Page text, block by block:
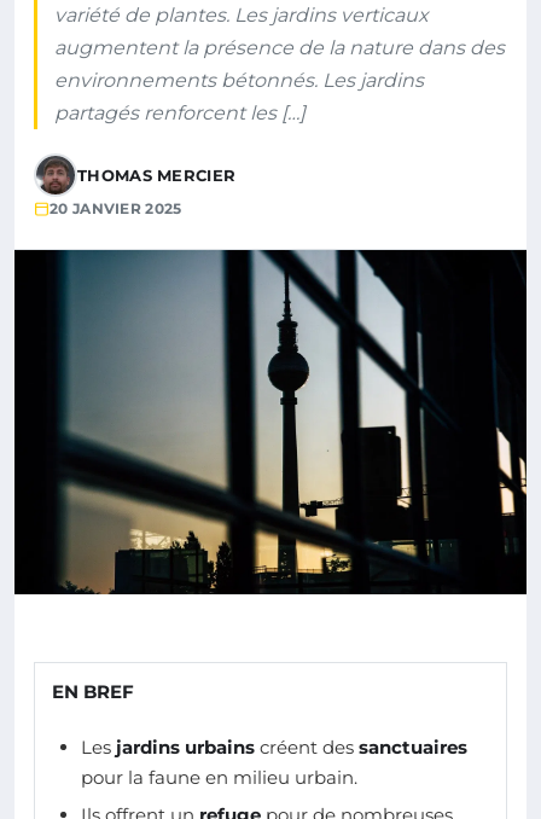
variété de plantes. Les jardins verticaux
augmentent la présence de la nature dans des
environnements bétonnés. Les jardins
partagés renforcent les […]
THOMAS MERCIER
20 JANVIER 2025
EN BREF
Les jardins urbains créent des sanctuaires
pour la faune en milieu urbain.